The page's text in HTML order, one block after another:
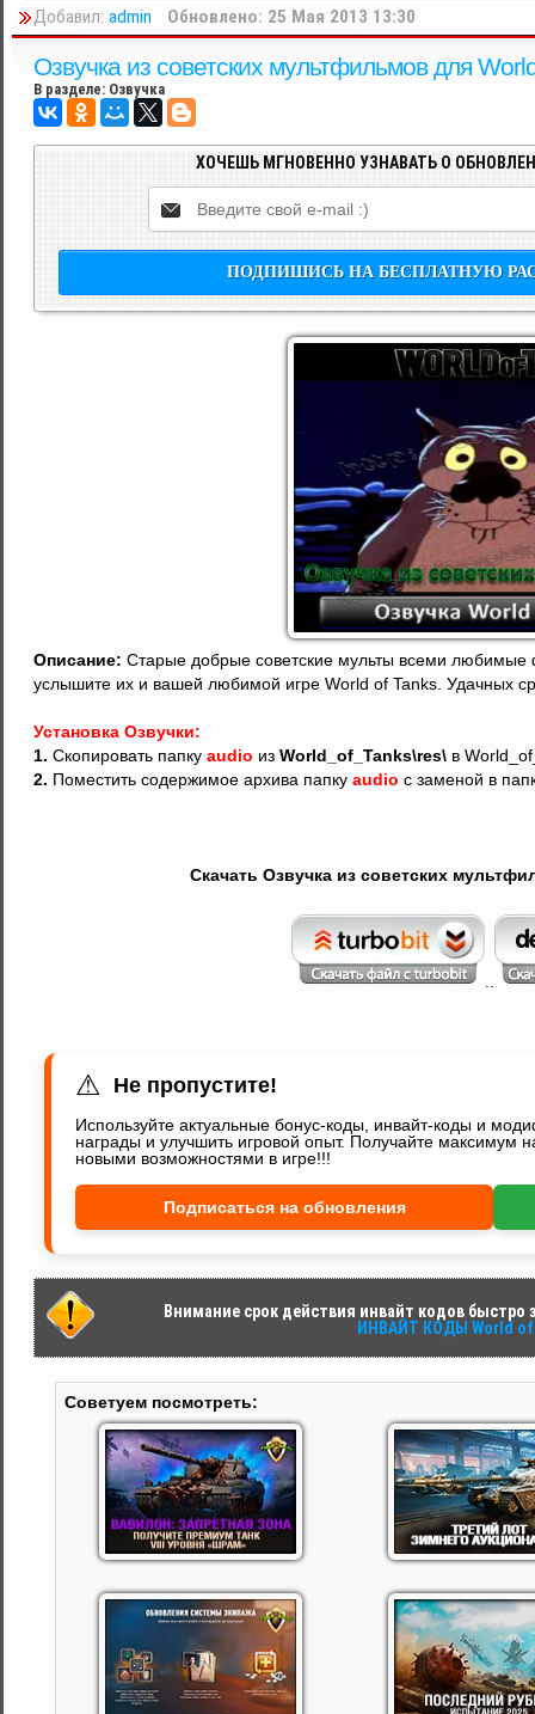
Добавил: admin Обновлено: 25 Мая 2013 13:30
Озвучка из советских мультфильмов для
В разделе: Озвучка
ХОЧЕШЬ МГНОВЕННО УЗНАВАТЬ О
Описание: Старые добрые советские мульты всеми любимые
услышите их и вашей любимой игре World of Tanks. Удачных
Установка Озвучки:
1. Скопировать папку audio из World_of_Tanks\res\ в
2. Поместить содержимое архива папку audio с заменой в
Скачать Озвучка из советских
⚠ Не пропустите!
Используйте актуальные бонус-коды, инвайт-коды и
награды и улучшить игровой опыт. Получайте максимум
новыми возможностями в игре!!!
Подписаться на обновления
Внимание срок действия инвайт кодов быстро
ИНВАЙТ КОДЫ World
Советуем посмотреть: